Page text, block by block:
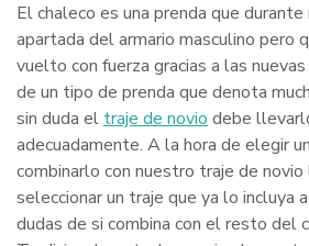
El chaleco es una prenda que durante
apartada del armario masculino pero
vuelto con fuerza gracias a las
de un tipo de prenda que denota
sin duda el traje de novio debe
adecuadamente. A la hora de elegir un
combinarlo con nuestro traje de
seleccionar un traje que ya lo incluya
dudas de si combina con el resto del